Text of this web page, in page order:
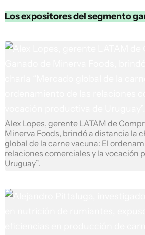
Los expositores del segmento
Alex Lopes, gerente LATAM de
Minerva Foods, brindó a distancia la
global de la carne vacuna: El
relaciones comerciales y la vocación
Uruguay”.